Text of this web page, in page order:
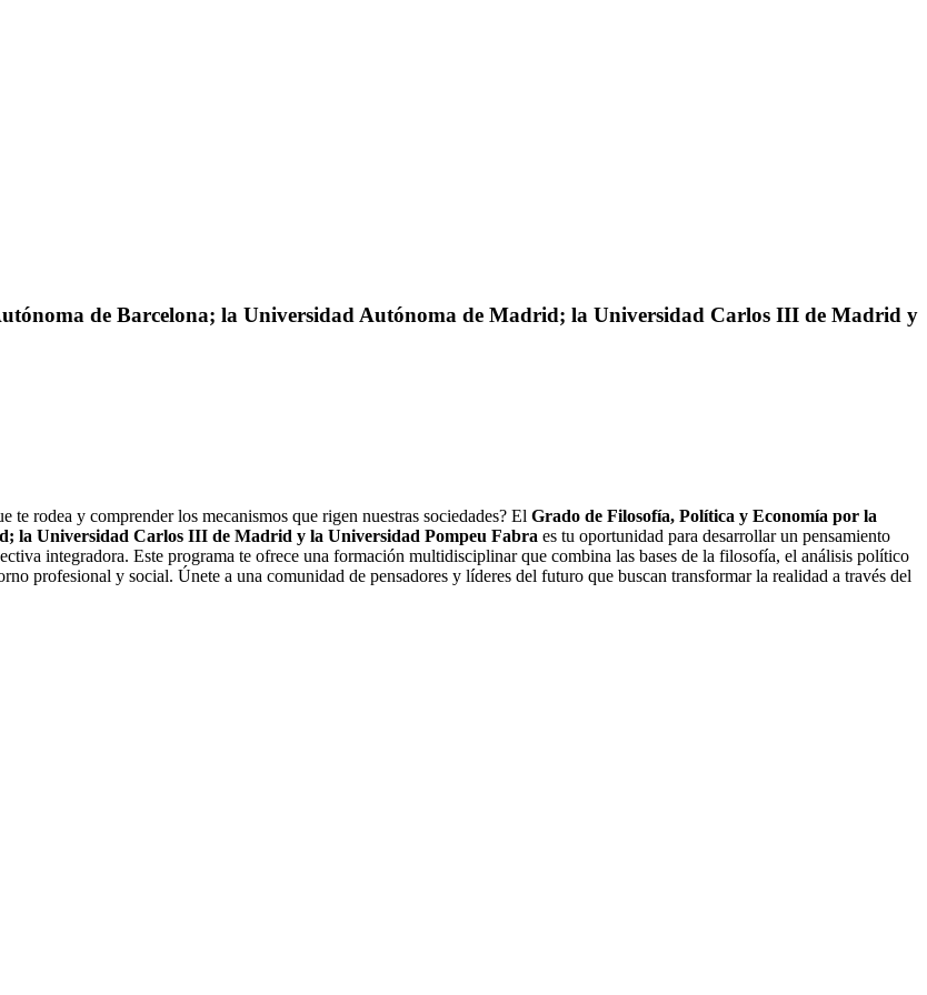
de Barcelona; la Universidad Autónoma de Madrid; la Universidad Carlos III de Madrid y
rodea y comprender los mecanismos que rigen nuestras sociedades? El Grado de Filosofía, Política y Economía por la
la Universidad Carlos III de Madrid y la Universidad Pompeu Fabra es tu oportunidad para desarrollar un pensamiento
integradora. Este programa te ofrece una formación multidisciplinar que combina las bases de la filosofía, el análisis político
profesional y social. Únete a una comunidad de pensadores y líderes del futuro que buscan transformar la realidad a través del